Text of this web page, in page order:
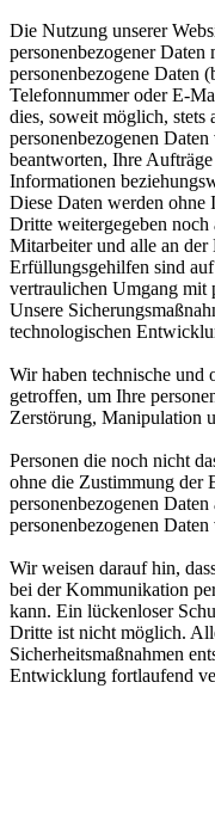
Die Nutzung unserer
personenbezogener
personenbezogene Daten
Telefonnummer oder E-
dies, soweit möglich,
personenbezogenen
beantworten, Ihre
Informationen
Diese Daten werden ohne
Dritte weitergegeben
Mitarbeiter und alle an der
Erfüllungsgehilfen sind
vertraulichen Umgang mit
Unsere
technologischen
Wir haben technische und
getroffen, um Ihre
Zerstörung, Manipulation
Personen die noch nicht
ohne die Zustimmung der
personenbezogenen
personenbezogenen
Wir weisen darauf hin,
bei der Kommunikation
kann. Ein lückenloser
Dritte ist nicht möglich.
Sicherheitsmaßnahmen
Entwicklung fortlaufend